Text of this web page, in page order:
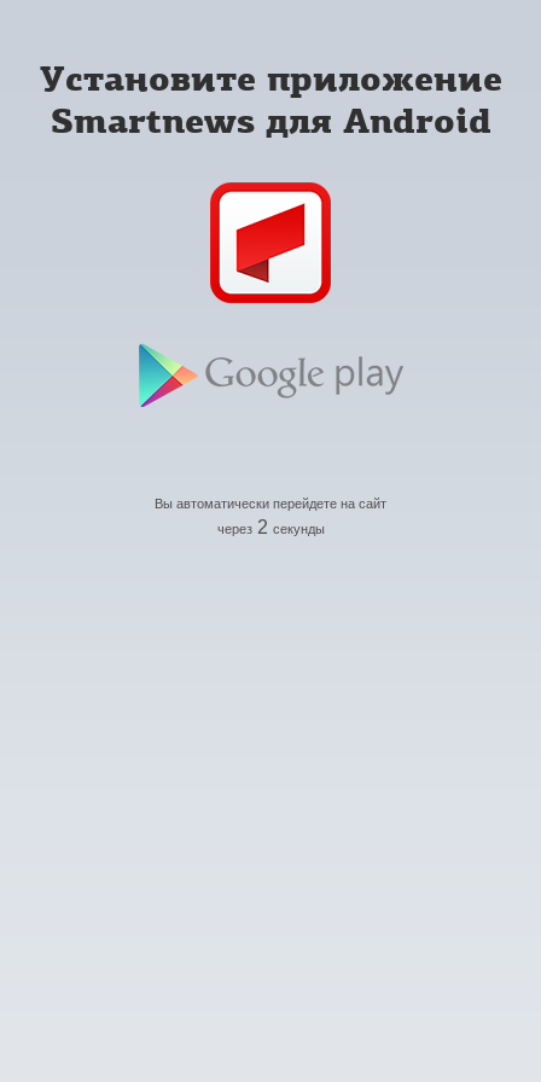
Установите приложение
Smartnews для Android
Вы автоматически перейдете на сайт
через 2 секунды